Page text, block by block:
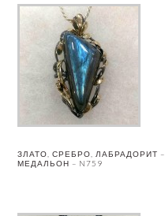
ЗЛАТО, СРЕБРО, ЛАБРАДОРИТ –
МЕДАЛЬОН – N759